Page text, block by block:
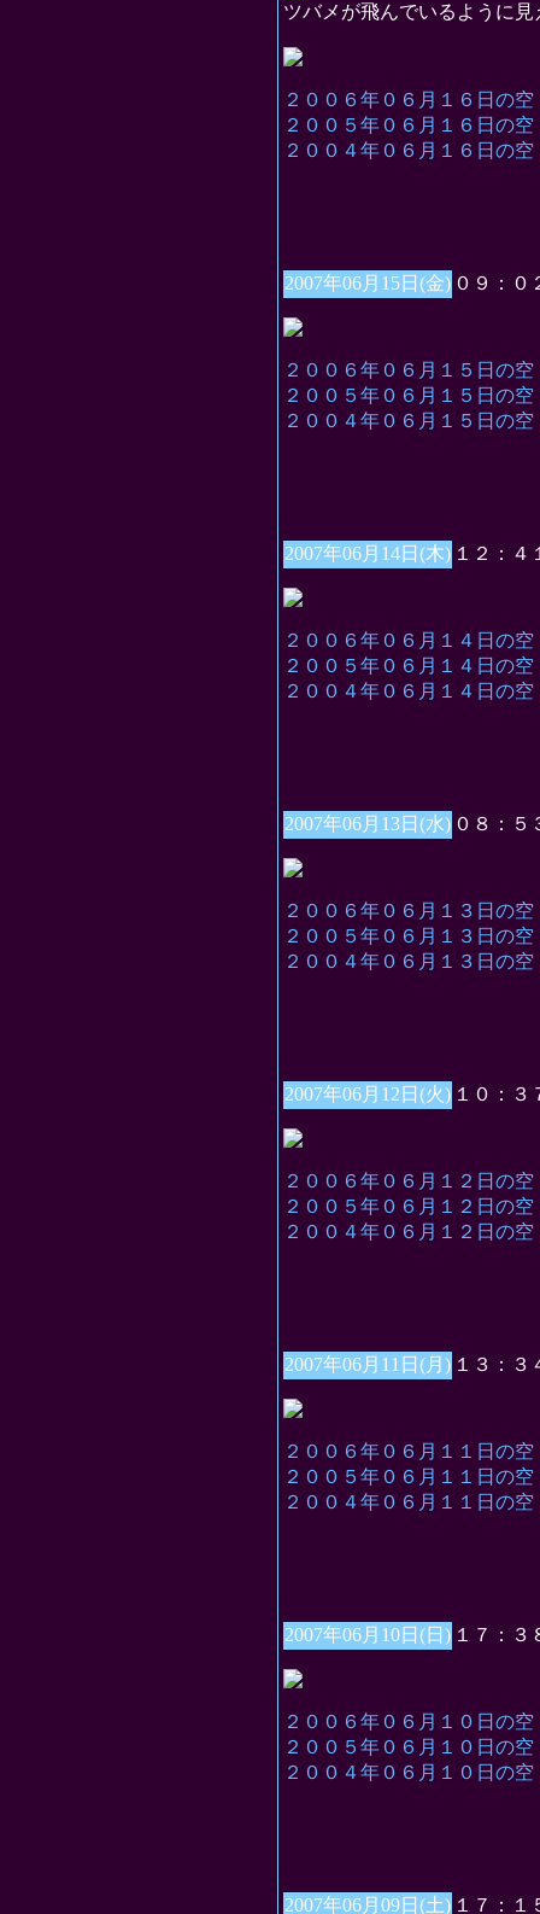
ツバメが飛んでいるように見
２００６年０６月１６日の空
２００５年０６月１６日の空
２００４年０６月１６日の空
2007年06月15日(金) ０９：０
２００６年０６月１５日の空
２００５年０６月１５日の空
２００４年０６月１５日の空
2007年06月14日(木) １２：４
２００６年０６月１４日の空
２００５年０６月１４日の空
２００４年０６月１４日の空
2007年06月13日(水) ０８：５
２００６年０６月１３日の空
２００５年０６月１３日の空
２００４年０６月１３日の空
2007年06月12日(火) １０：３
２００６年０６月１２日の空
２００５年０６月１２日の空
２００４年０６月１２日の空
2007年06月11日(月) １３：３
２００６年０６月１１日の空
２００５年０６月１１日の空
２００４年０６月１１日の空
2007年06月10日(日) １７：３
２００６年０６月１０日の空
２００５年０６月１０日の空
２００４年０６月１０日の空
2007年06月09日(土) １７：１